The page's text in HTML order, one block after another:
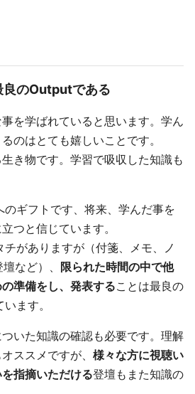
良のOutputである
を学ばれていると思います。学ん
のはとても嬉しいことです。
き物です。学習で吸収した知識も
ギフトです、将来、学んだ事を
つと信じています。
がありますが（付箋、メモ、ノ
など）、 限られた時間の中で他
準備をし、発表することは最良の
ます。
いた知識の確認も必要です。理解
ススメですが、 様々な方に視聴い
指摘いただける登壇もまた知識の